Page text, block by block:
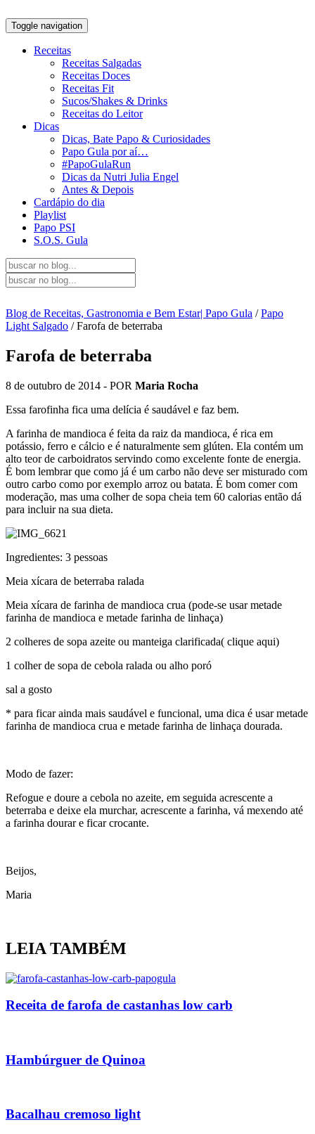
Toggle navigation
Receitas
Receitas Salgadas
Receitas Doces
Receitas Fit
Sucos/Shakes & Drinks
Receitas do Leitor
Dicas
Dicas, Bate Papo & Curiosidades
Papo Gula por aí…
#PapoGulaRun
Dicas da Nutri Julia Engel
Antes & Depois
Cardápio do dia
Playlist
Papo PSI
S.O.S. Gula
Blog de Receitas, Gastronomia e Bem Estar| Papo Gula /Papo
Light Salgado /Farofa de beterraba
Farofa de beterraba
8 de outubro de 2014 - POR Maria Rocha
Essa farofinha fica uma delícia é saudável e faz bem.
A farinha de mandioca é feita da raiz da mandioca, é rica em
potássio, ferro e cálcio e é naturalmente sem glúten. Ela contém um
alto teor de carboidratos servindo como excelente fonte de energia.
É bom lembrar que como já é um carbo não deve ser misturado com
outro carbo como por exemplo arroz ou batata. É bom comer com
moderação, mas uma colher de sopa cheia tem 60 calorias então dá
para incluir na sua dieta.
Ingredientes: 3 pessoas
Meia xícara de beterraba ralada
Meia xícara de farinha de mandioca crua (pode-se usar metade
farinha de mandioca e metade farinha de linhaça)
2 colheres de sopa azeite ou manteiga clarificada( clique aqui)
1 colher de sopa de cebola ralada ou alho poró
sal a gosto
* para ficar ainda mais saudável e funcional, uma dica é usar metade
farinha de mandioca crua e metade farinha de linhaça dourada.
Modo de fazer:
Refogue e doure a cebola no azeite, em seguida acrescente a
beterraba e deixe ela murchar, acrescente a farinha, vá mexendo até
a farinha dourar e ficar crocante.
Beijos,
Maria
LEIA TAMBÉM
Receita de farofa de castanhas low carb
Hambúrguer de Quinoa
Bacalhau cremoso light